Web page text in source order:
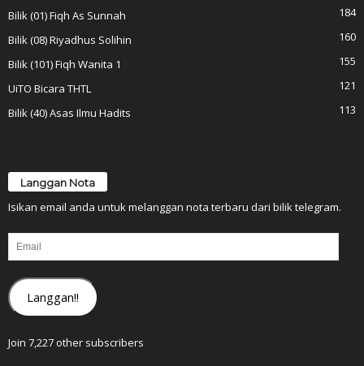
Bilik (01) Fiqh As Sunnah
184
Bilik (08) Riyadhus Solihin
160
Bilik (101) Fiqh Wanita 1
155
UiTO Bicara THTL
121
Bilik (40) Asas Ilmu Hadits
113
Langgan Nota
Isikan email anda untuk melanggan nota terbaru dari bilik telegram.
Email
Langgan!!
Join 7,227 other subscribers